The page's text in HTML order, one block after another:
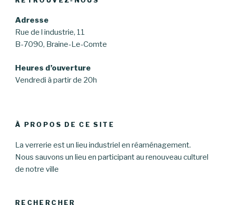
Adresse
Rue de l industrie, 11
B-7090, Braine-Le-Comte
Heures d’ouverture
Vendredi à partir de 20h
À PROPOS DE CE SITE
La verrerie est un lieu industriel en réaménagement.
Nous sauvons un lieu en participant au renouveau culturel
de notre ville
RECHERCHER